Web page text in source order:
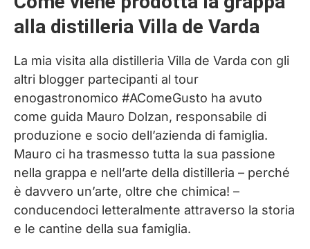
alla distilleria Villa de Varda
La mia visita alla distilleria Villa de Varda con gli
altri blogger partecipanti al tour
enogastronomico #AComeGusto ha avuto
come guida Mauro Dolzan, responsabile di
produzione e socio dell’azienda di famiglia.
Mauro ci ha trasmesso tutta la sua passione
nella grappa e nell’arte della distilleria – perché
è davvero un’arte, oltre che chimica! –
conducendoci letteralmente attraverso la storia
e le cantine della sua famiglia.